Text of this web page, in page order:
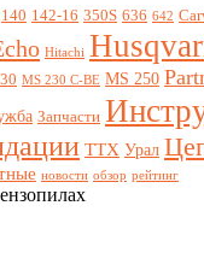
140 142-16 350S 636 642
Hitachi
MS 230 C-BE MS 250
Запчасти
ТТХ Урал
новости обзор рейтинг